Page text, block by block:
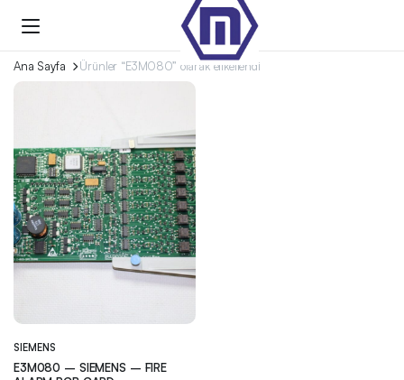
Ana Sayfa Ürünler “E3M080” olarak etiketlendi
SIEMENS
E3M080 – SIEMENS – FIRE